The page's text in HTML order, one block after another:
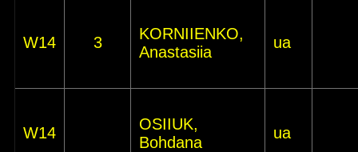
W14 3
KORNIIENKO,
Anastasiia
ua
W14
OSIIUK,
Bohdana
ua